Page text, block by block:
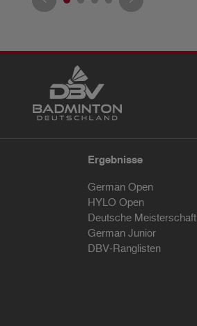
Ergebnisse
German Open
HYLO Open
Deutsche Meisterschaft
German Junior
DBV-Ranglisten